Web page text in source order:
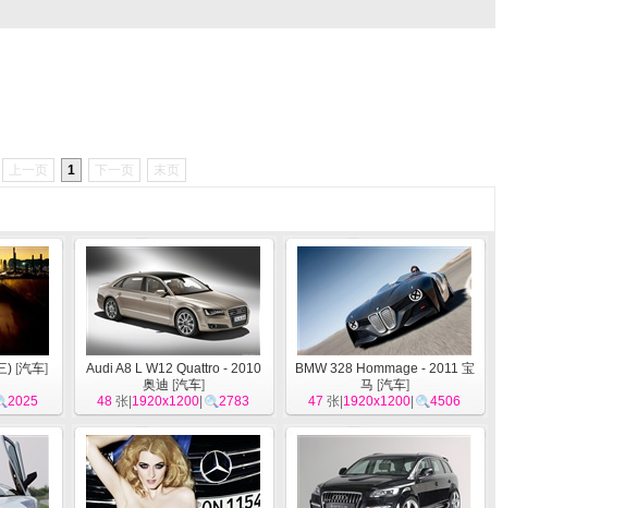
上一页 1 下一页 末页
) [汽车]
2025
Audi A8 L W12 Quattro - 2010
奥迪 [汽车]
48 张| 1920x1200 2783
BMW 328 Hommage - 2011 宝
马 [汽车]
47 张| 1920x1200 4506